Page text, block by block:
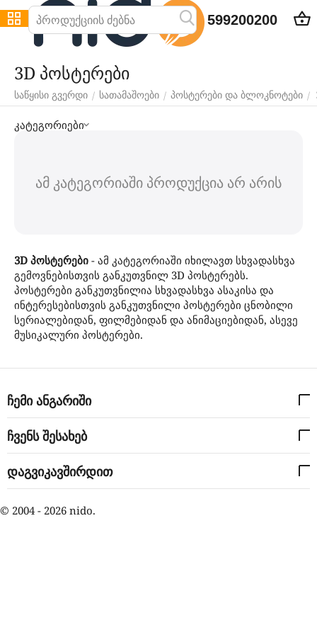
599200200
3D პოსტერები
საწყისი გვერდი / სათამაშოები / პოსტერები და ბლოკნოტები /
კატეგორიები
3D პოსტერები - ამ კატეგორიაში იხილავთ სხვადასხვა
გემოვნებისთვის განკუთვნილ 3D პოსტერებს.
პოსტერები განკუთვნილია სხვადასხვა ასაკისა და
ინტერესებისთვის განკუთვნილი პოსტერები ცნობილი
სერიალებიდან, ფილმებიდან და ანიმაციებიდან, ასევე
მუსიკალური პოსტერები.
ამ კატეგორიაში პროდუქცია არ არის
ჩემი ანგარიში
ჩვენს შესახებ
დაგვიკავშირდით
© 2004 - 2026 nido.